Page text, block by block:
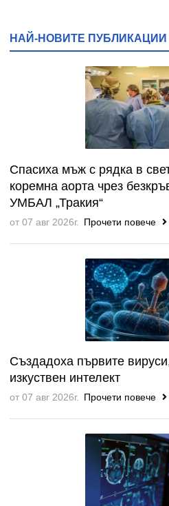
НАЙ-НОВИТЕ ПУБЛИКАЦИИ
Спасиха мъж с рядка в
коремна аорта чрез
УМБАЛ „Тракия“
от 07 авг 2026г. Прочети повече
Създадоха първите
изкуствен интелект
от 07 авг 2026г. Прочети повече